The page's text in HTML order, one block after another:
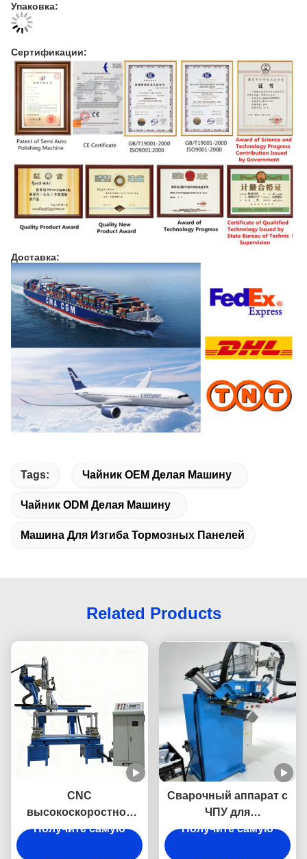
Упаковка:
Сертификации:
Доставка:
Tags: Чайник OEM Делая Машину
Чайник ODM Делая Машину
Машина Для Изгиба Тормозных Панелей
Related Products
CNC
высокоскоростной
однопалатный
Получите самую
Сварочный аппарат с
ЧПУ для
вертикальных швов и
Получите самую